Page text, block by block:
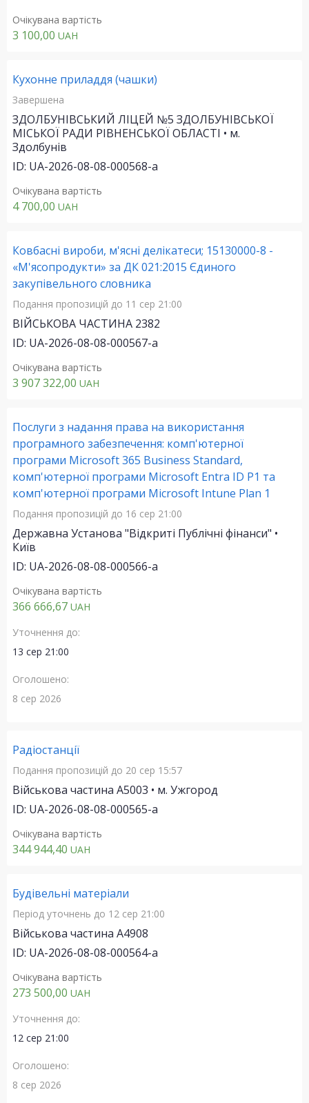
Очікувана вартість
3 100,00 UAH
Кухонне приладдя (чашки)
Завершена
ЗДОЛБУНІВСЬКИЙ ЛІЦЕЙ №5 ЗДОЛБУНІВСЬКОЇ
МІСЬКОЇ РАДИ РІВНЕНСЬКОЇ ОБЛАСТІ • м.
Здолбунів
ID: UA-2026-08-08-000568-a
Очікувана вартість
4 700,00 UAH
Ковбасні вироби, м'ясні делікатеси; 15130000-8 -
«М'ясопродукти» за ДК 021:2015 Єдиного
закупівельного словника
Подання пропозицій до 11 сер 21:00
ВІЙСЬКОВА ЧАСТИНА 2382
ID: UA-2026-08-08-000567-a
Очікувана вартість
3 907 322,00 UAH
Послуги з надання права на використання
програмного забезпечення: комп'ютерної
програми Microsoft 365 Business Standard,
комп'ютерної програми Microsoft Entra ID P1 та
комп'ютерної програми Microsoft Intune Plan 1
Подання пропозицій до 16 сер 21:00
Державна Установа "Відкриті Публічні фінанси" •
Київ
ID: UA-2026-08-08-000566-a
Очікувана вартість
366 666,67 UAH
Уточнення до:
13 сер 21:00
Оголошено:
8 сер 2026
Радіостанції
Подання пропозицій до 20 сер 15:57
Військова частина А5003 • м. Ужгород
ID: UA-2026-08-08-000565-a
Очікувана вартість
344 944,40 UAH
Будівельні матеріали
Період уточнень до 12 сер 21:00
Військова частина А4908
ID: UA-2026-08-08-000564-a
Очікувана вартість
273 500,00 UAH
Уточнення до:
12 сер 21:00
Оголошено:
8 сер 2026